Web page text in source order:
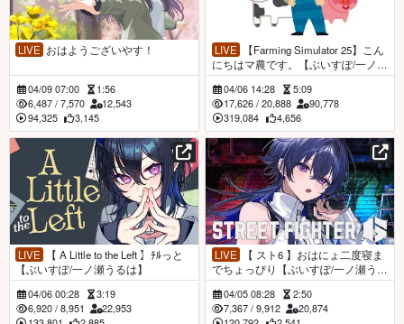
LIVE おはようございやす！
04/09 07:00
1:56
6,487/ 7,570
12,543
94,325
3,145
LIVE
にちはマ農です。【ぶいすぽ/一ノ瀬
うるは】
04/06 14:28
5:09
17,626 /20,888
90,778
319,084
4,656
LIVE
【ぶいすぽ/一ノ瀬うるは】
04/06 00:28
3:19
6,920/ 8,951
22,953
LIVE
でちょっぴり【ぶいすぽ/一ノ瀬うる
は】
04/05 08:28
2:50
7,367 /9,912
20,874